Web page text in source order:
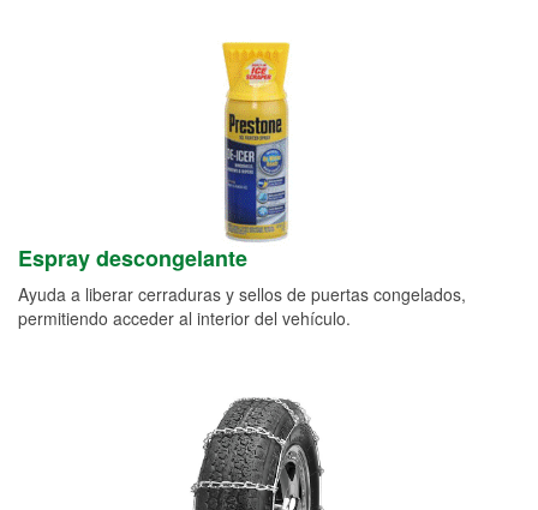
Espray descongelante
Ayuda a liberar cerraduras y sellos de puertas congelados,
permitiendo acceder al interior del vehículo.